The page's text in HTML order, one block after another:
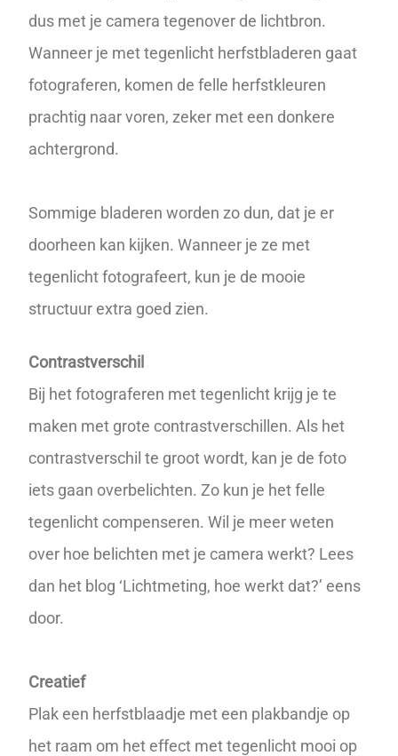
dus met je camera tegenover de lichtbron.
Wanneer je mettegenlicht herfstbladeren gaat
fotograferen, komen de felle herfstkleuren
prachtig naar voren, zeker met een donkere
achtergrond.
Sommige bladeren worden zo dun, dat je er
doorheen kan kijken. Wanneer je ze met
tegenlicht fotografeert, kun je de mooie
structuur extra goed zien.
Contrastverschil
Bij het fotograferen met tegenlicht krijg je te
maken met grote contrastverschillen. Als het
contrastverschil te groot wordt, kan je de foto
iets gaan overbelichten. Zo kun je het felle
tegenlicht compenseren. Wil je meer weten
over hoe belichten met je camera werkt? Lees
dan het blog ‘Lichtmeting, hoe werkt dat?’ eens
door.
Creatief
Plak een herfstblaadje met een plakbandje op
het raam om het effect met tegenlicht mooi op